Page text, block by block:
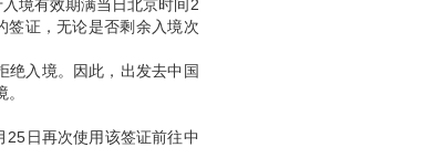
境有效期满当日北京时间2
签证，无论是否剩余入境次
绝入境。因此，出发去中国
25日再次使用该签证前往中